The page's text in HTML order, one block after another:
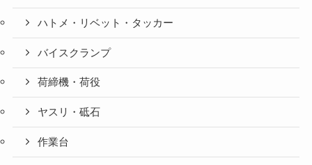
ハトメ・リベット・タッカー
バイスクランプ
荷締機・荷役
ヤスリ・砥石
作業台